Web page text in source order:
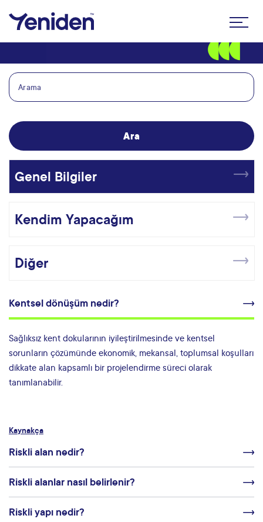
Genel Bilgiler
Kendim Yapacağım
Diğer
Kentsel dönüşüm nedir?
Sağlıksız kent dokularının iyileştirilmesinde ve kentsel
sorunların çözümünde ekonomik, mekansal, toplumsal koşulları
dikkate alan kapsamlı bir projelendirme süreci olarak
tanımlanabilir.
Kaynakça
Riskli alan nedir?
Riskli alanlar nasıl belirlenir?
Riskli yapı nedir?